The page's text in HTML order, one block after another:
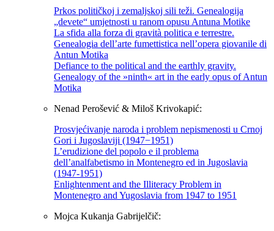
Prkos političkoj i zemaljskoj sili teži. Genealogija
„devete“ umjetnosti u ranom opusu Antuna Motike
La sfida alla forza di gravità politica e terrestre.
Genealogia dell’arte fumettistica nell’opera giovanile di
Antun Motika
Defiance to the political and the earthly gravity.
Genealogy of the »ninth« art in the early opus of Antun
Motika
Nenad Perošević & Miloš Krivokapić:
Prosvjećivanje naroda i problem nepismenosti u Crnoj
Gori i Jugoslaviji (1947−1951)
L’erudizione del popolo e il problema
dell’analfabetismo in Montenegro ed in Jugoslavia
(1947-1951)
Enlightenment and the Illiteracy Problem in
Montenegro and Yugoslavia from 1947 to 1951
Mojca Kukanja Gabrijelčič: